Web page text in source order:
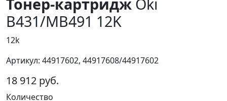
Тонер-картридж Oki
B431/MB491 12K
12k
Артикул: 44917602, 44917608/44917602
18 912 руб.
Количество